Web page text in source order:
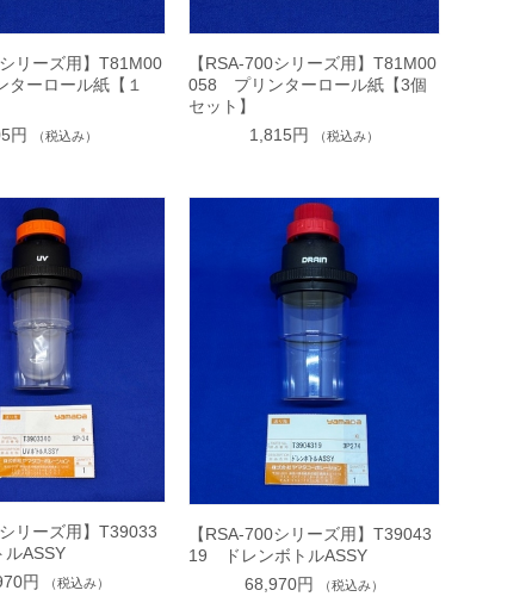
シリーズ用】T81M00
ーロール紙【１
円
（税込み）
【RSA-700シリーズ用】T81M00
058 プリンターロール紙【3個
セット】
1,815円
（税込み）
シリーズ用】T39033
ASSY
円
（税込み）
【RSA-700シリーズ用】T39043
19 ドレンボトルASSY
68,970円
（税込み）